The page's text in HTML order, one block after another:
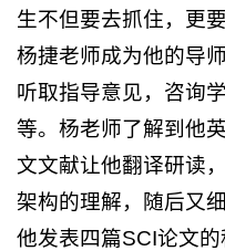
生不但要去抓住，更
杨捷老师成为他的导
听取指导意见，咨询
等。杨老师了解到他
文文献让他翻译研读
架构的理解，随后又
他发表四篇SCI论文